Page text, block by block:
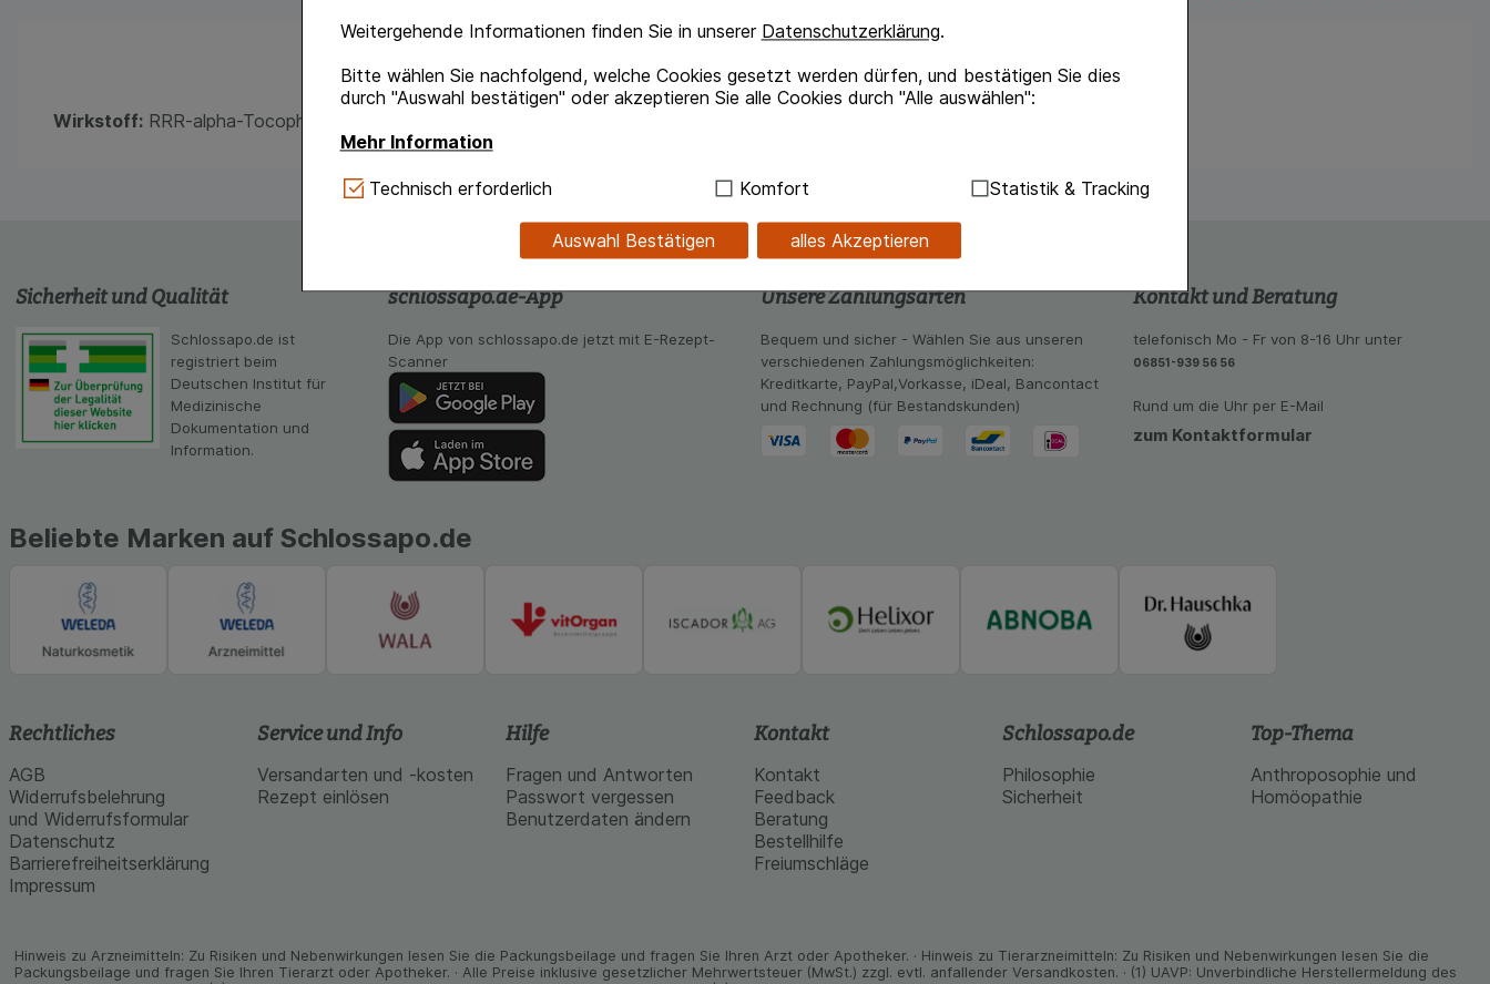
Weitergehende Informationen finden Sie in unserer Datenschutzerklärung.
Bitte wählen Sie nachfolgend, welche Cookies gesetzt werden dürfen, und bestätigen Sie dies
durch "Auswahl bestätigen" oder akzeptieren Sie alle Cookies durch "Alle auswählen":
Mehr Information
Technisch Notwendig:Hierbei handelt es sich um Cookies, die für die Grundfunktionen unserer
verzichtet werden kann.
gestalten, beispielsweise für die Wiedererkennung des Besuchers oder unsere Seite an bevorzugte
auf Ihre Bedürfnisse zugeschrittene Inhalte anzuzeigen und unser Partnerprogramm zu betreiben.
Statistik & Tracking:
Hierüber lassen sich Informationen über die Art und Weise der Nutzung
unserer Website sammeln, mit deren Hilfe wir unsere Website weiter für Sie optimieren können, den
Inhalt auf unserer Website aber auch die Werbung auf Drittseiten möglichst relevant für Sie zu
gestalten. Bitte beachten Sie, dass Daten hierfür teilweise an Dritte wie z.B. Google oder soziale
Medien übertragen werden.
Technisch erforderlich Komfort Statistik & Tracking
Auswahl Bestätigen alles Akzeptieren
Wirkstoff: RRR-alpha-Tocopherol-Äquivalent
Sicherheit und Qualität
Schlossapo.de ist
registriert beim
Deutschen Institut für
Medizinische
Dokumentation und
Information.
schlossapo.de-App
Die App von schlossapo.de jetzt mit E-Rezept-
Scanner
Unsere Zahlungsarten
Bequem und sicher - Wählen Sie aus unseren
verschiedenen Zahlungsmöglichkeiten:
Kreditkarte, PayPal,Vorkasse, iDeal, Bancontact
und Rechnung (für Bestandskunden)
Kontakt und Beratung
telefonisch Mo - Fr von 8-16 Uhr unter
06851-939 56 56
Rund um die Uhr per E-Mail
zum Kontaktformular
Beliebte Marken auf Schlossapo.de
Rechtliches
AGB
Widerrufsbelehrung
und Widerrufsformular
Datenschutz
Barrierefreiheitserklärung
Impressum
Service und Info
Versandarten und -kosten
Rezept einlösen
Hilfe
Fragen und Antworten
Passwort vergessen
Benutzerdaten ändern
Kontakt
Kontakt
Feedback
Beratung
Bestellhilfe
Freiumschläge
Schlossapo.de
Philosophie
Sicherheit
Top-Thema
Anthroposophie und
Homöopathie
Hinweis zu Arzneimitteln: Zu Risiken und Neben­wirkungen lesen Sie die Packungs­beilage und fragen Sie Ihren Arzt oder Apo­theker. · Hinweis zu Tier­arz­nei­mitteln: Zu Risiken und Neben­wirkungen lesen Sie die
Packungs­beilage und fragen Sie Ihren Tier­arzt oder Apo­theker. · Alle Preise inklusive gesetz­licher Mehrwertsteuer (MwSt.) zzgl. evtl. anfallender Versand­kosten. · (1) UAVP: Unverbindliche Herstellermeldung des